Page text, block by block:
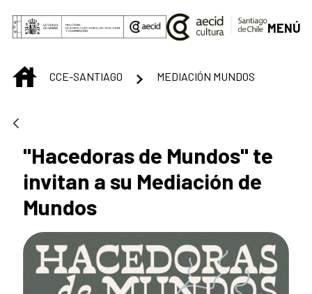
Saltar al contenido principal
MENÚ
INICIOCCE-SANTIAGO MEDIACIÓN MUNDOS
"Hacedoras de Mundos" te
invitan a su Mediación de
Mundos